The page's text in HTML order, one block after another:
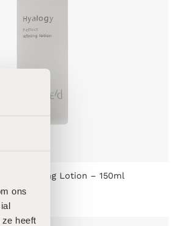
ons
heeft
Refining Lotion – 150ml